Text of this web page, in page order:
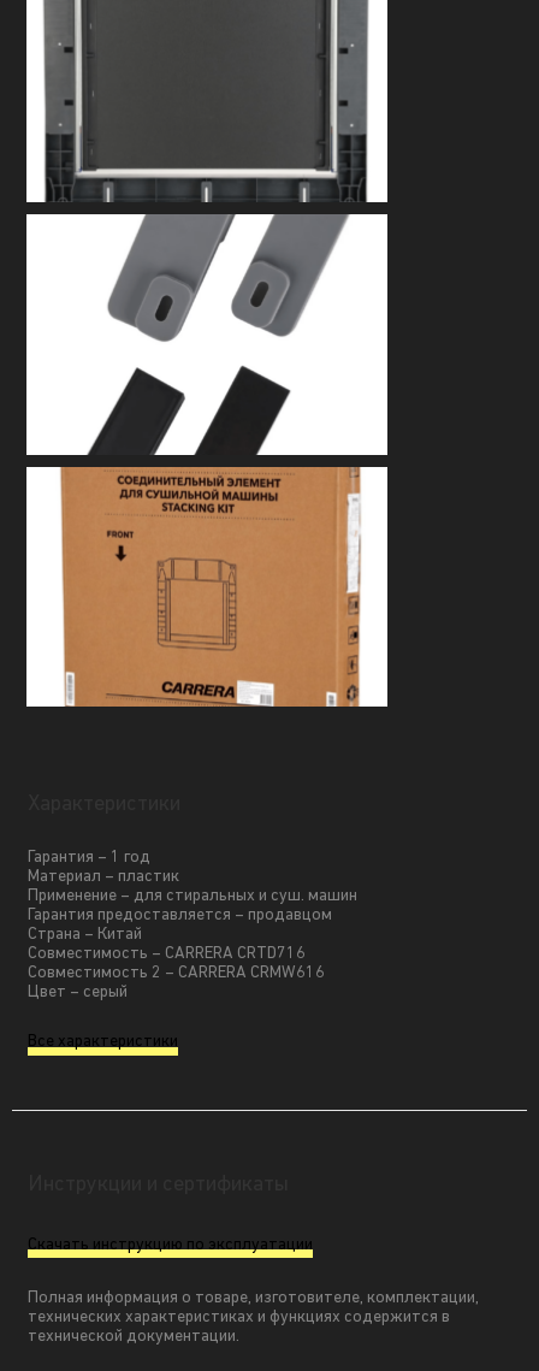
Гарантия – 1 год
Материал – пластик
Применение – для стиральных и суш. машин
Гарантия предоставляется – продавцом
Страна – Китай
Совместимость – CARRERA CRTD716
Совместимость 2 – CARRERA CRMW616
Цвет – серый
Все характеристики
Скачать инструкцию по эксплуатации
Полная информация о товаре, изготовителе, комплектации,
технических характеристиках и функциях содержится в
технической документации.